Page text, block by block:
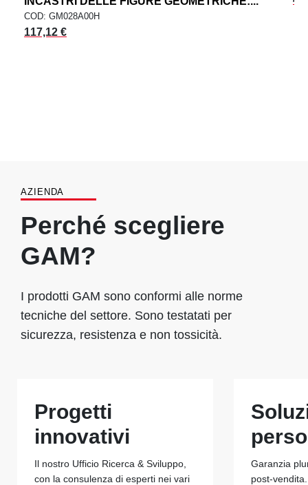
COD: GM028A00H
117,12 €
AZIENDA
Perché scegliere
GAM?
I prodotti GAM sono conformi alle norme
tecniche del settore. Sono testatati per
sicurezza, resistenza e non tossicità.
Progetti
innovativi
Il nostro Ufficio Ricerca & Sviluppo,
con la consulenza di esperti nei vari
Garanzia
post-